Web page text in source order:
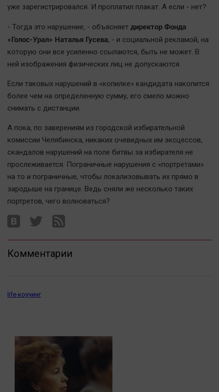
ЖКХ
Конкурс
Светская жизнь
Тенденции
Точка на карте
уже зарегистрировался. И проплатил плакат. А если - нет?
- Тогда это нарушение, - объясняет директор Фонда
«Голос-Урал» Наталья Гусева, - и социальной рекламой, на
которую они все усиленно ссылаются, быть не может. В
ней изображения физических лиц не допускаются.
Если таковых нарушений в «копилке» кандидата накопится
более чем на определенную сумму, его смело можно
снимать с дистанции.
А пока, по заверениям из городской избирательной
комиссии Челябинска, никаких очевидных им эксцессов,
скандалов нарушений на поле битвы за избирателя не
прослеживается. Пограничные нарушения с «портретами»
на то и пограничные, чтобы локализовывать их прямо в
зародыше на границе. Ведь сняли же несколько таких
портретов, чего волноваться?
Комментарии
life-коучинг